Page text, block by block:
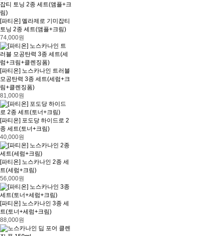
[파티온] 멜라제로 기미잡티
토닝 2종 세트(앰플+크림)
74,000원
[파티온] 노스카나인 트러블
모공탄력 3종 세트(세럼+크
림+클렌징폼)
81,000원
[파티온] 포도당 하이드로 2
종 세트(토너+크림)
40,000원
[파티온] 노스카나인 2종 세
트(세럼+크림)
56,000원
[파티온] 노스카나인 3종 세
트(토너+세럼+크림)
88,000원